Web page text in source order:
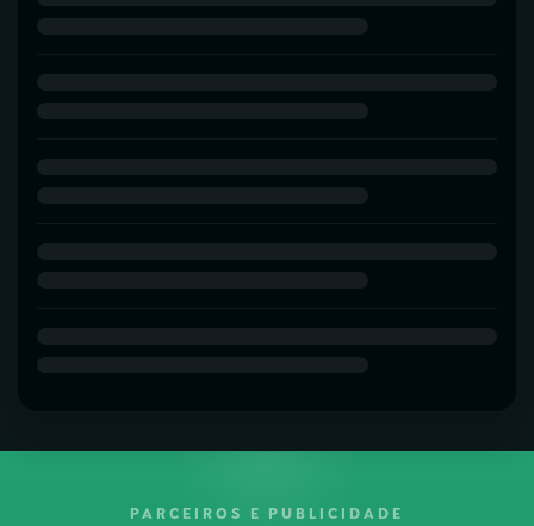
PARCEIROS E PUBLICIDADE